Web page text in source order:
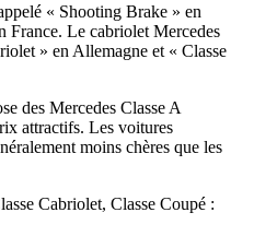
« Shooting Brake » en
France. Le cabriolet Mercedes
» en Allemagne et « Classe
des Mercedes Classe A
attractifs. Les voitures
moins chères que les
Cabriolet, Classe Coupé :